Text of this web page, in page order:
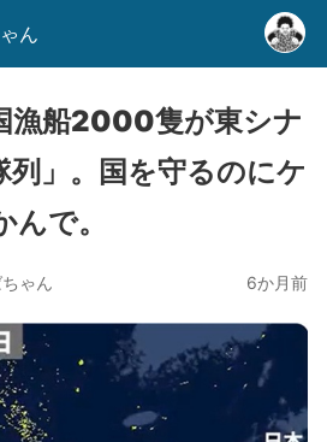
ん
漁船2000隻が東シナ
列」。国を守るのにケ
で。
ゃん 6か月前